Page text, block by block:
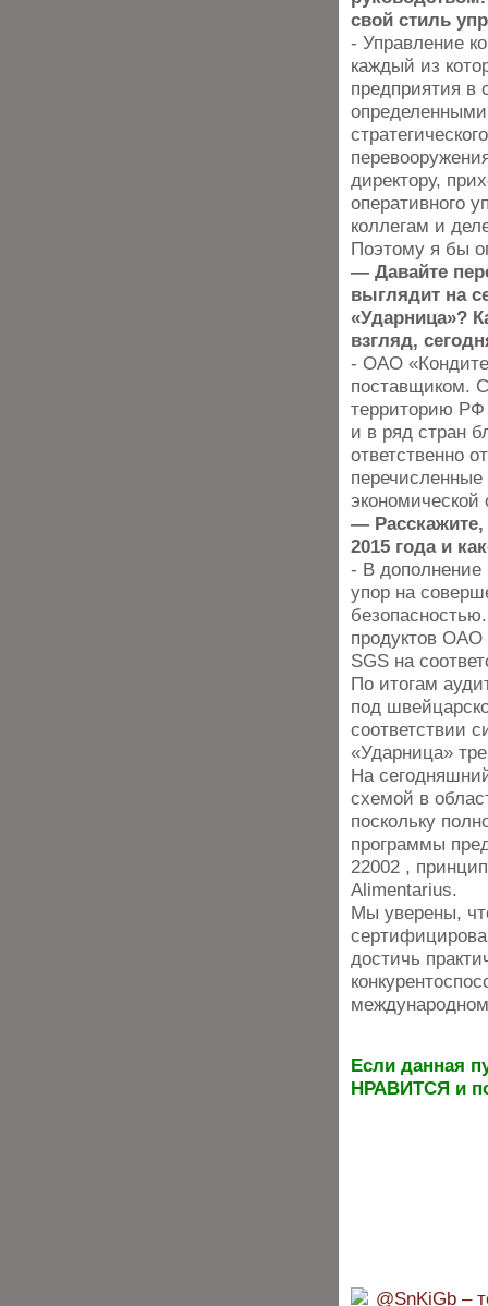
свой стиль
- Управление
каждый из
предприятия в
директору,
оперативного
коллегам и
Поэтому я бы
— Давайте
выглядит на
«Ударница»?
взгляд,
- ОАО
поставщиком.
территорию РФ
и в ряд стран
ответственно
— Расскажите,
2015 года и
- В дополнение
упор на
продуктов
SGS на
По итогам
под
соответствии
«Ударница»
На
схемой в
поскольку
программы
22002 ,
Alimentarius.
Мы уверены,
достичь
Если данная
НРАВИТСЯ и